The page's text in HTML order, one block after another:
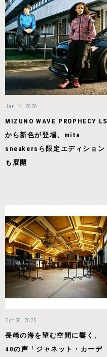
Jan 14, 2026
MIZUNO WAVE PROPHECY LS
から新色が登場、mita
sneakersら限定エディション
も展開
Oct 20, 2025
長崎の海を望む空間に響く、
40の声「ジャネット・カーデ